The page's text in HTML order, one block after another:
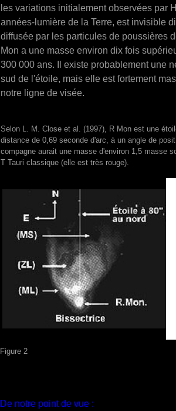
les variations initialement observées par
années-lumière de la Terre, est invisible
diffusée par les particules de poussières
Mon a une masse environ dix fois
300 000 ans. Il existe probablement une
sud de l'étoile, mais elle est fortement
notre ligne de visée.
Selon L. M. Close et al. (1997), R Mon est une
distance de 0,69 seconde d'arc, à un angle de
compagne aurait une masse d'environ 1,5 masse
T Tauri classique (elle est très rouge).
Figure 2
De notre point de vue :